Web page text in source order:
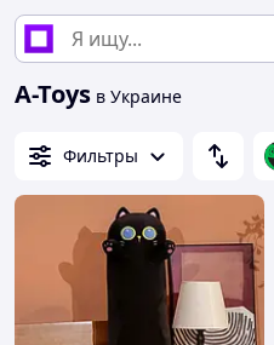
A-Toys в Украине
Фильтры